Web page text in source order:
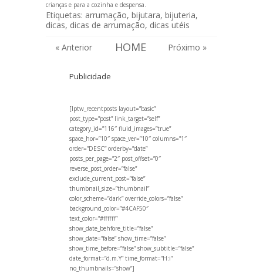
criançase para a cozinha e despensa.
Etiquetas: arrumação, bijutara, bijuteria,
dicas, dicas de arrumação, dicas utéis
« Anterior
HOME Próximo »
Publicidade
[lptw_recentposts layout=”basic”
post_type=”post” link_target=”self”
category_id=”116″ fluid_images=”true”
space_hor=”10″ space_ver=”10″ columns=”1″
order=”DESC” orderby=”date”
posts_per_page=”2″ post_offset=”0″
reverse_post_order=”false”
exclude_current_post=”false”
thumbnail_size=”thumbnail”
color_scheme=”dark” override_colors=”false”
background_color=”#4CAF50″
text_color=”#ffffff”
show_date_behfore_title=”false”
show_date=”false” show_time=”false”
show_time_before=”false” show_subtitle=”false”
date_format=”d.m.Y” time_format=”H:i”
no_thumbnails=”show”]